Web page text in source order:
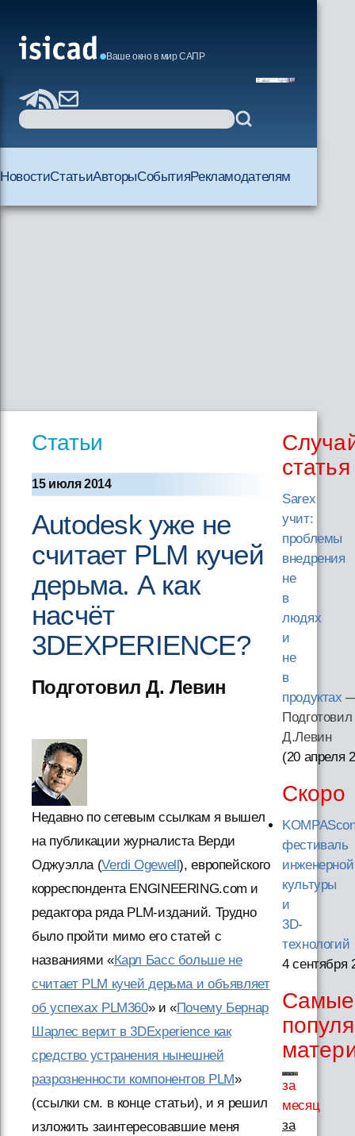
Ваше окно в мир САПР
НовостиСтатьиАвторыСобытияРекламодателям
Статьи
15 июля 2014
Autodesk уже не
считает PLM кучей
дерьма. А как
насчёт
3DEXPERIENCE?
Подготовил Д. Левин
Недавно по сетевым ссылкам я вышел
на публикации журналиста Верди
Оджуэлла (Verdi Ogewell), европейского
корреспондента ENGINEERING.com и
редактора ряда PLM-изданий. Трудно
было пройти мимо его статей с
названиями «Карл Басс больше не
считает PLM кучей дерьма и объявляет
об успехах PLM360» и «Почему Бернар
Шарлес верит в 3DExperience как
средство устранения нынешней
разрозненности компонентов PLM»
(ссылки см. в конце статьи), и я решил
изложить заинтересовавшие меня
статья
Sarex
учит:
проблемы
внедрения
не
в
людях
и
не
в
продуктах
Подготовил
Д.Левин
(20 апреля
Скоро
фестиваль
инженерной
культуры
и
3D-
технологий
4 сентября
Самые
за
месяц
за